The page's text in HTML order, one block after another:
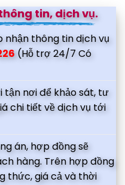
tin, dịch vụ.
nhận thông tin dịch vụ
(Hỗ trợ 24/7 Có
tận nơi để khảo sát, tư
chi tiết về dịch vụ tới
án, hợp đồng sẽ
hàng. Trên hợp đồng
thức, giá cả và thời